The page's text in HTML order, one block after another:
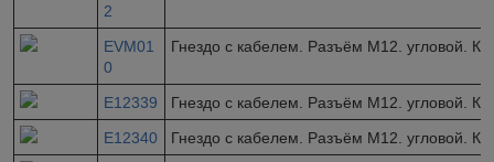
2
EVM01
0
Гнездо с кабелем. Разъём M12. угловой.
E12339
Гнездо с кабелем. Разъём M12. угловой.
E12340
Гнездо с кабелем. Разъём M12. угловой.